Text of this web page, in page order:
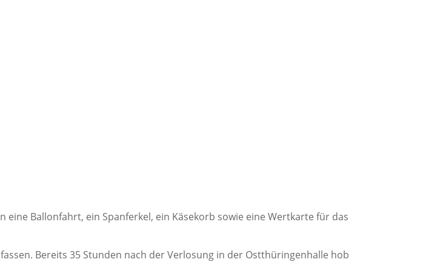
Ballonfahrt, ein Spanferkel, ein Käsekorb sowie eine Wertkarte für das
Bereits 35 Stunden nach der Verlosung in der Ostthüringenhalle hob